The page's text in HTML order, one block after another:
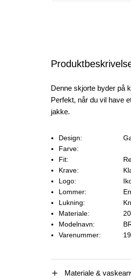
Denne skjorte byder på
Perfekt, når du vil have
jakke.
Design:
Farve:
Fit:
Krave:
Logo:
Lommer:
Lukning:
Materiale:
Modelnavn:
Varenummer:
Materiale &